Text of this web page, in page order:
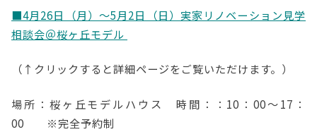
■4月26日（月）～5月2日（日）実家リノベーション見学
相談会＠桜ヶ丘モデル
（↑クリックすると詳細ページをご覧いただけます。）
場所：桜ヶ丘モデルハウス 時間：：10：00～17：
00 ※完全予約制